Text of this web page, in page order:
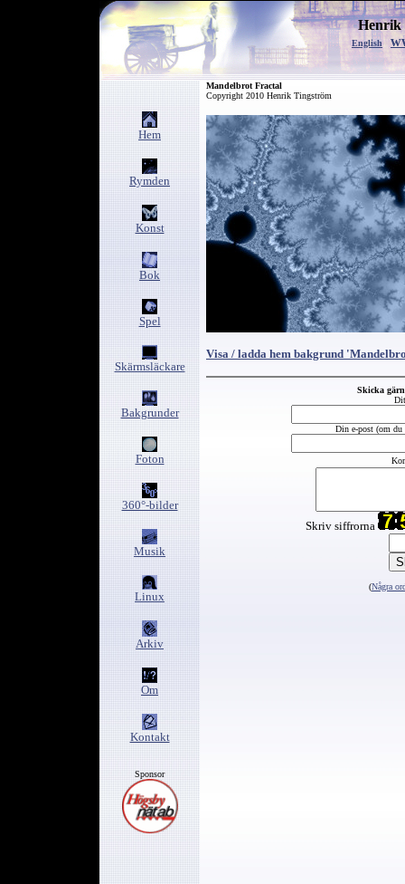
Henrik
English
Hem
Rymden
Konst
Bok
Spel
Skärmsläckare
Bakgrunder
Foton
360°-bilder
Musik
Linux
Arkiv
Om
Kontakt
Sponsor
Mandelbrot Fractal
Copyright 2010 Henrik Tingström
Visa / ladda hem bakgrund
Skicka
Din e-post (om
Skriv siffrorna
(Några